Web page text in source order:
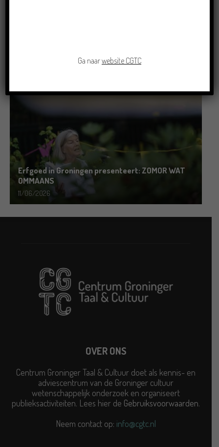
rond het Gronings en Platduits
Erfgoed in Groningen presenteert: ZOMOR WAT
OMMAANS
11/06/2026
OVER ONS
Centrum Groninger Taal & Cultuur doet als kennis- en
adviescentrum van de Groninger cultuur
wetenschappelijk onderzoek en organiseert
publieksactiviteiten. Lees hier de Gebruiksvoorwaarden.
Neem contact op: info@cgtc.nl
Ga naarwebsite CGTC